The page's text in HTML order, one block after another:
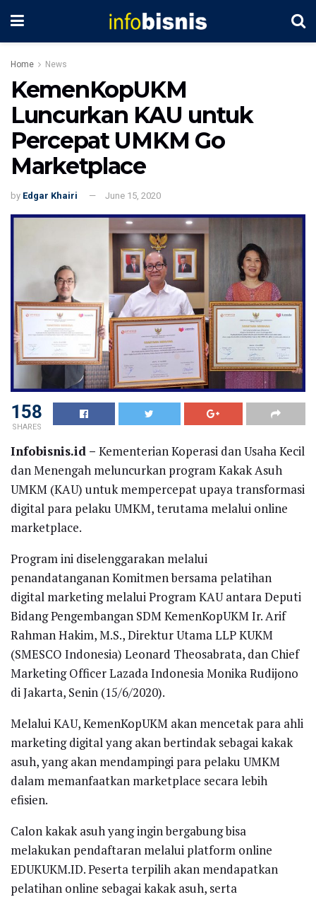
Home News
KemenKopUKM
Luncurkan KAU untuk
Percepat UMKM Go
Marketplace
by Edgar Khairi June 15, 2020
158
SHARES
Infobisnis.id – Kementerian Koperasi dan Usaha Kecil
dan Menengah meluncurkan program Kakak Asuh
UMKM (KAU) untuk mempercepat upaya transformasi
digital para pelaku UMKM, terutama melalui online
marketplace.
Program ini diselenggarakan melalui
penandatanganan Komitmen bersama pelatihan
digital marketing melalui Program KAU antara Deputi
Bidang Pengembangan SDM KemenKopUKM Ir. Arif
Rahman Hakim, M.S., Direktur Utama LLP KUKM
(SMESCO Indonesia) Leonard Theosabrata, dan Chief
Marketing Officer Lazada Indonesia Monika Rudijono
di Jakarta, Senin (15/6/2020).
Melalui KAU, KemenKopUKM akan mencetak para ahli
marketing digital yang akan bertindak sebagai kakak
asuh, yang akan mendampingi para pelaku UMKM
dalam memanfaatkan marketplace secara lebih
efisien.
Calon kakak asuh yang ingin bergabung bisa
melakukan pendaftaran melalui platform online
EDUKUKM.ID. Peserta terpilih akan mendapatkan
pelatihan online sebagai kakak asuh, serta